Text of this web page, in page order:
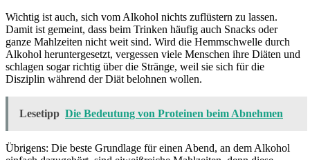
Wichtig ist auch, sich vom Alkohol nichts zuflüstern zu lassen.
Damit ist gemeint, dass beim Trinken häufig auch Snacks oder
ganze Mahlzeiten nicht weit sind. Wird die Hemmschwelle durch
Alkohol heruntergesetzt, vergessen viele Menschen ihre Diäten und
schlagen sogar richtig über die Stränge, weil sie sich für die
Disziplin während der Diät belohnen wollen.
Lesetipp Die Bedeutung von Proteinen beim Abnehmen
Übrigens: Die beste Grundlage für einen Abend, an dem Alkohol